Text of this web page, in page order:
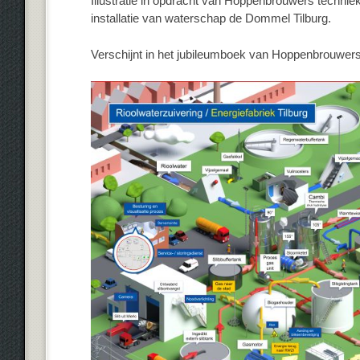
installatie van waterschap de Dommel Tilburg.
Verschijnt in het jubileumboek van